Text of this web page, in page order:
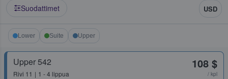
Suodattimet USD
Lower Suite Upper
Upper 542
Rivi 11 1 - 4 lippua
108 $
/ kpl